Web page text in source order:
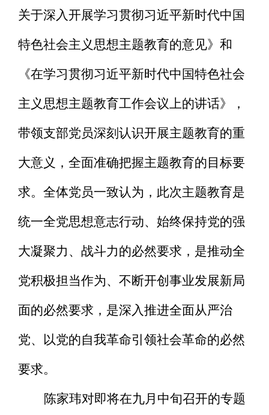
关于深入开展学习贯彻习近平新时代中国
特色社会主义思想主题教育的意见》和
《在学习贯彻习近平新时代中国特色社会
主义思想主题教育工作会议上的讲话》，
带领支部党员深刻认识开展主题教育的重
大意义，全面准确把握主题教育的目标要
求。全体党员一致认为，此次主题教育是
统一全党思想意志行动、始终保持党的强
大凝聚力、战斗力的必然要求，是推动全
党积极担当作为、不断开创事业发展新局
面的必然要求，是深入推进全面从严治
党、以党的自我革命引领社会革命的必然
要求。
陈家玮对即将在九月中旬召开的专题